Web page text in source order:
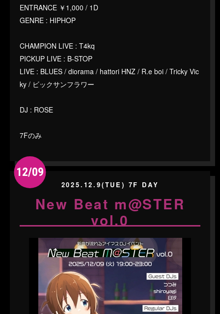
ENTRANCE ￥1,000 / 1D
GENRE : HIPHOP
CHAMPION LIVE : T4kq
PICKUP LIVE : B-STOP
LIVE : BLUES / diorama / hattori HNZ / R.e boi / Tricky Vic
ky / ビックサンフラワー
DJ : ROSE
7Fのみ
12/09
2025.12.9(TUE) 7F DAY
New Beat m@STER
vol.0